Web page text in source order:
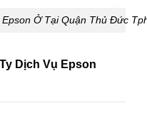
Ở Tại Quận Thủ Đức
Dịch Vụ Epson